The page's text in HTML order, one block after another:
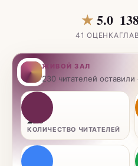
★5.0
41 ОЦЕНКАГЛАВ
ЖИВОЙ ЗАЛ
230 читателей оставили
230
КОЛИЧЕСТВО ЧИТАТЕЛЕЙ